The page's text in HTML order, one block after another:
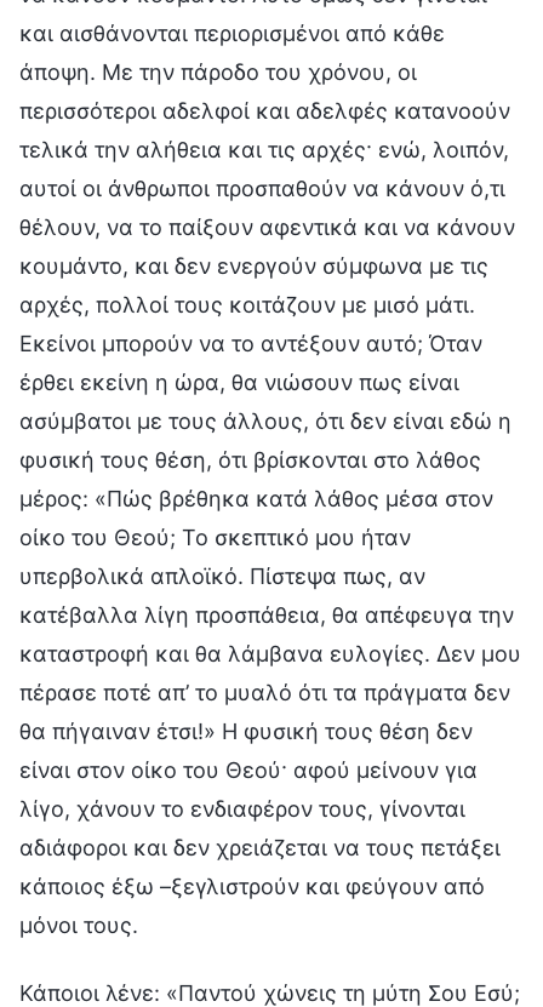
και αισθάνονται περιορισμένοι από κάθε
άποψη. Με την πάροδο του χρόνου, οι
περισσότεροι αδελφοί και αδελφές κατανοούν
τελικά την αλήθεια και τις αρχές· ενώ, λοιπόν,
αυτοί οι άνθρωποι προσπαθούν να κάνουν ό,τι
θέλουν, να το παίξουν αφεντικά και να κάνουν
κουμάντο, και δεν ενεργούν σύμφωνα με τις
αρχές, πολλοί τους κοιτάζουν με μισό μάτι.
Εκείνοι μπορούν να το αντέξουν αυτό; Όταν
έρθει εκείνη η ώρα, θα νιώσουν πως είναι
ασύμβατοι με τους άλλους, ότι δεν είναι εδώ η
φυσική τους θέση, ότι βρίσκονται στο λάθος
μέρος: «Πώς βρέθηκα κατά λάθος μέσα στον
οίκο του Θεού; Το σκεπτικό μου ήταν
υπερβολικά απλοϊκό. Πίστεψα πως, αν
κατέβαλλα λίγη προσπάθεια, θα απέφευγα την
καταστροφή και θα λάμβανα ευλογίες. Δεν μου
πέρασε ποτέ απ’ το μυαλό ότι τα πράγματα δεν
θα πήγαιναν έτσι!» Η φυσική τους θέση δεν
είναι στον οίκο του Θεού· αφού μείνουν για
λίγο, χάνουν το ενδιαφέρον τους, γίνονται
αδιάφοροι και δεν χρειάζεται να τους πετάξει
κάποιος έξω –ξεγλιστρούν και φεύγουν από
μόνοι τους.
Κάποιοι λένε: «Παντού χώνεις τη μύτη Σου Εσύ;